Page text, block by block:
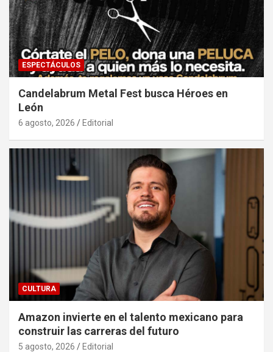
ESPECTÁCULOS
Candelabrum Metal Fest busca Héroes en
León
6 agosto, 2026 Editorial
CULTURA
Amazon invierte en el talento mexicano para
construir las carreras del futuro
5 agosto, 2026 Editorial